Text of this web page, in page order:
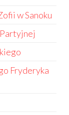
w Sanoku
Fryderyka